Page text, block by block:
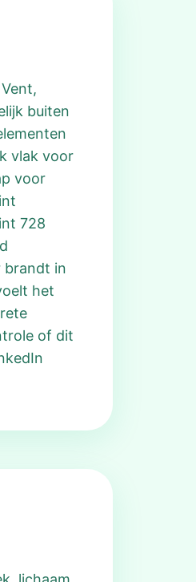
buiten
vlak voor
voor
728
brandt in
het
of dit